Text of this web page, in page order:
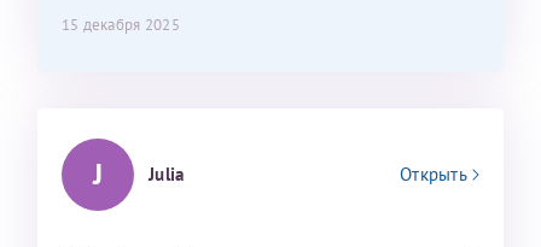
15 декабря 2025
J Julia Открыть